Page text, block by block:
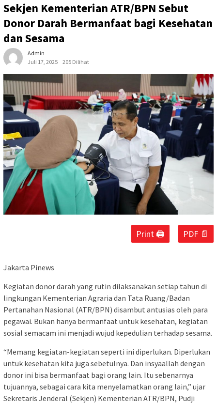
Sekjen Kementerian ATR/BPN Sebut
Donor Darah Bermanfaat bagi Kesehatan
dan Sesama
Admin
Juli 17, 2025
205 Dilihat
Print 🖨 PDF 📄
Jakarta Pinews
Kegiatan donor darah yang rutin dilaksanakan setiap tahun di
lingkungan Kementerian Agraria dan Tata Ruang/Badan
Pertanahan Nasional (ATR/BPN) disambut antusias oleh para
pegawai. Bukan hanya bermanfaat untuk kesehatan, kegiatan
sosial semacam ini menjadi wujud kepedulian terhadap sesama.
“Memang kegiatan-kegiatan seperti ini diperlukan. Diperlukan
untuk kesehatan kita juga sebetulnya. Dan insyaallah dengan
donor ini bisa bermanfaat bagi orang lain. Itu sebenarnya
tujuannya, sebagai cara kita menyelamatkan orang lain,” ujar
Sekretaris Jenderal (Sekjen) Kementerian ATR/BPN, Pudji